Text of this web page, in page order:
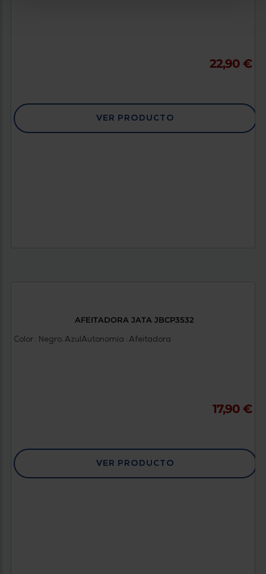
22,90 €
VER PRODUCTO
AFEITADORA JATA JBCP3532
Color : Negro, AzulAutonomía : Afeitadora
17,90 €
VER PRODUCTO